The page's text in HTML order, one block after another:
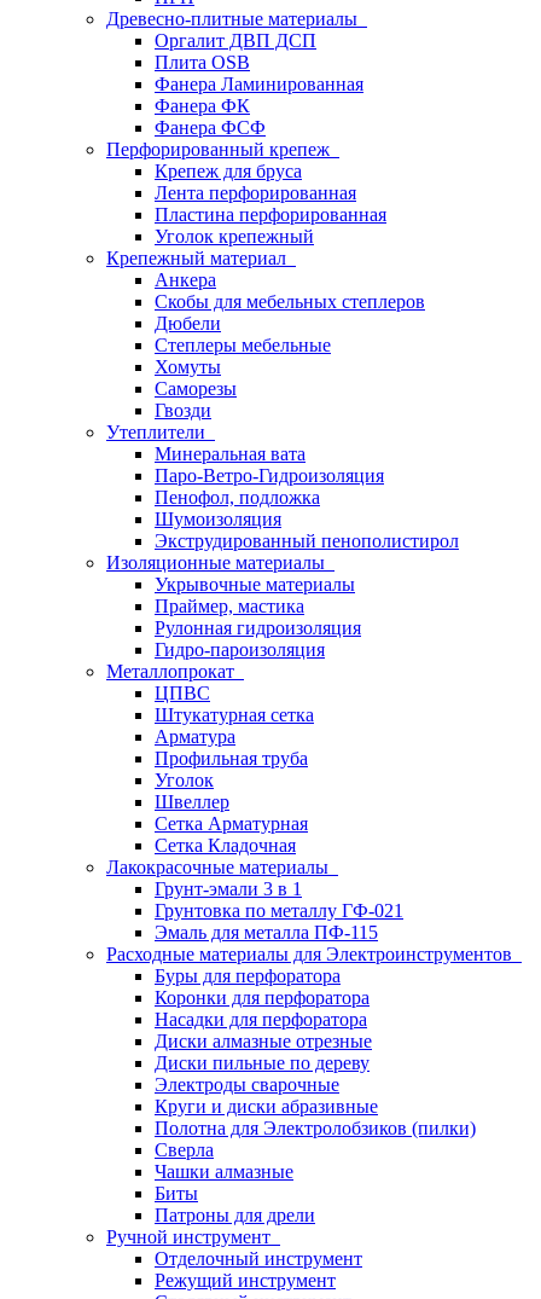
Древесно-плитные материалы
Оргалит ДВП ДСП
Плита OSB
Фанера Ламинированная
Фанера ФК
Фанера ФСФ
Перфорированный крепеж
Крепеж для бруса
Лента перфорированная
Пластина перфорированная
Уголок крепежный
Крепежный материал
Анкера
Скобы для мебельных степлеров
Дюбели
Степлеры мебельные
Хомуты
Саморезы
Гвозди
Утеплители
Минеральная вата
Паро-Ветро-Гидроизоляция
Пенофол, подложка
Шумоизоляция
Экструдированный пенополистирол
Изоляционные материалы
Укрывочные материалы
Праймер, мастика
Рулонная гидроизоляция
Гидро-пароизоляция
Металлопрокат
ЦПВС
Штукатурная сетка
Арматура
Профильная труба
Уголок
Швеллер
Сетка Арматурная
Сетка Кладочная
Лакокрасочные материалы
Грунт-эмали 3 в 1
Грунтовка по металлу ГФ-021
Эмаль для металла ПФ-115
Расходные материалы для Электроинструментов
Буры для перфоратора
Коронки для перфоратора
Насадки для перфоратора
Диски алмазные отрезные
Диски пильные по дереву
Электроды сварочные
Круги и диски абразивные
Полотна для Электролобзиков (пилки)
Сверла
Чашки алмазные
Биты
Патроны для дрели
Ручной инструмент
Отделочный инструмент
Режущий инструмент